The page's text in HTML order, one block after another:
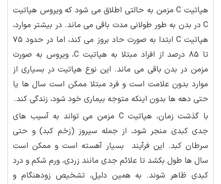
هپاتیت C مزمن به حالتی اطلاق می شود که ویروس هپاتیت
C در بدن به طور طولانی مدت باقی می ماند. در بیشتر موارد،
هپاتیت C ابتدا به صورت حاد بروز می کند، اما در حدود ۷۵
تا ۸۵ درصد از افراد مبتلا به هپاتیت C، ویروس به صورت
مزمن در بدن باقی می ماند. این نوع هپاتیت در بسیاری از
موارد بدون علامت است و فرد مبتلا ممکن است سال ها یا
حتی دهه ها بدون اینکه متوجه بیماری خود شود، زندگی کند.
با گذشت زمان، هپاتیت C مزمن می تواند به آسیب های
جدی کبدی منجر شود، از جمله سیروز (زخم کبد) و حتی
سرطان کبد. این فرآیند بسیار آهسته است و ممکن است
سال ها طول بکشد تا علائم جدی مانند زردی، ورم شکم و درد
کبدی ظاهر شوند. به همین دلیل، تشخیص زودهنگام و